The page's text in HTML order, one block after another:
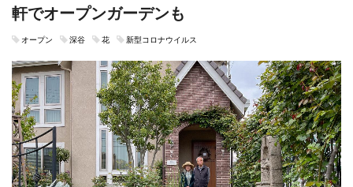
軒でオープンガーデンも
オープン 深谷 花 新型コロナウイルス